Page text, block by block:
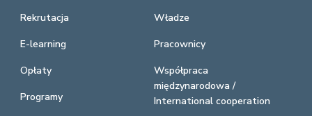
Rekrutacja
E-learning
Opłaty
Programy
Władze
Pracownicy
Współpraca
międzynarodowa /
International cooperation